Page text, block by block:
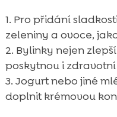
Pro přidání
zeleniny a ovoce,
Bylinky nejen
poskytnou i
Jogurt nebo jiné
doplnit krémovou